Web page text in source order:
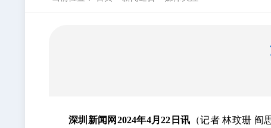
深圳新闻网2024年4月22日讯 （记者 林玟珊